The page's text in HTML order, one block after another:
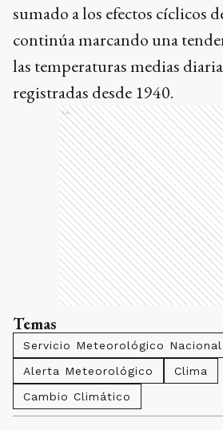
sumado a los efectos cíclicos
continúa marcando una
las temperaturas medias
registradas desde 1940.
Ads
Temas
Servicio Meteorológico Nacional
Alerta Meteorológico
Clima
Cambio Climático